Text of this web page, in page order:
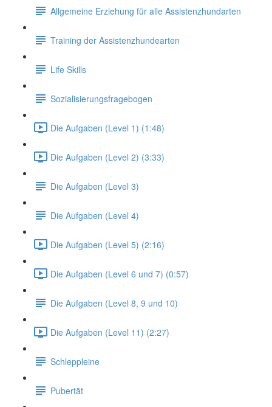
Allgemeine Erziehung für alle Assistenzhundarten
Training der Assistenzhundearten
Life Skills
Sozialisierungsfragebogen
Die Aufgaben (Level 1) (1:48)
Die Aufgaben (Level 2) (3:33)
Die Aufgaben (Level 3)
Die Aufgaben (Level 4)
Die Aufgaben (Level 5) (2:16)
Die Aufgaben (Level 6 und 7) (0:57)
Die Aufgaben (Level 8, 9 und 10)
Die Aufgaben (Level 11) (2:27)
Schleppleine
Pubertät